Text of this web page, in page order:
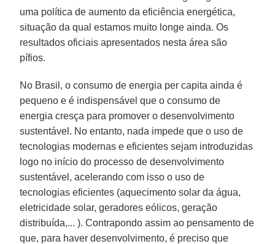
uma política de aumento da eficiência energética,
situação da qual estamos muito longe ainda. Os
resultados oficiais apresentados nesta área são
pífios.
No Brasil, o consumo de energia per capita ainda é
pequeno e é indispensável que o consumo de
energia cresça para promover o desenvolvimento
sustentável. No entanto, nada impede que o uso de
tecnologias modernas e eficientes sejam introduzidas
logo no início do processo de desenvolvimento
sustentável, acelerando com isso o uso de
tecnologias eficientes (aquecimento solar da água,
eletricidade solar, geradores eólicos, geração
distribuída,... ). Contrapondo assim ao pensamento de
que, para haver desenvolvimento, é preciso que